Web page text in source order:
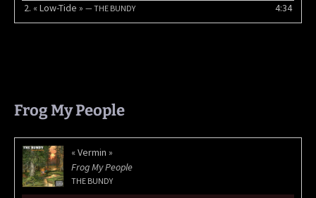
2. « Low-Tide » — THE BUNDY 4:34
Frog My People
« Vermin »
Frog My People
THE BUNDY